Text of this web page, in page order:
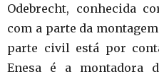
Odebrecht, conhecida
com a parte da
parte civil está por
Enesa é a montadora